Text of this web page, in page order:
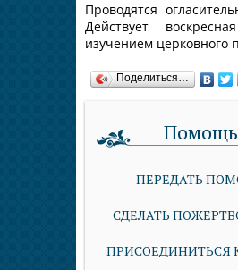
Проводятся
Действует
изучением церковного
Поделиться…
Помощь
ПЕРЕДАТЬ
СДЕЛАТЬ
ПРИСОЕДИНИТЬСЯ